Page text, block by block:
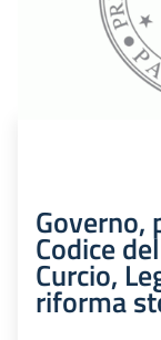
Governo,
Codice
Curcio,
riforma